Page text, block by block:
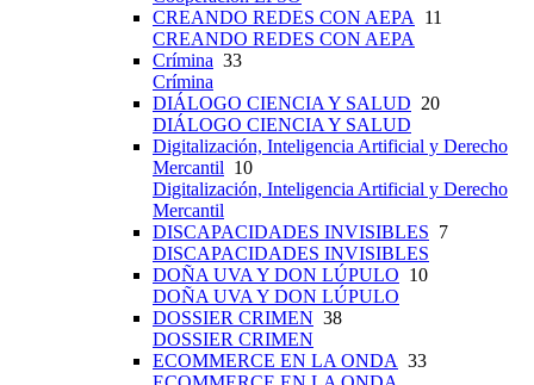
CREANDO REDES CON AEPA
11
CREANDO REDES CON AEPA
Crímina 33
Crímina
DIÁLOGO CIENCIA Y SALUD 20
DIÁLOGO CIENCIA Y SALUD
Digitalización, Inteligencia Artificial y Derecho
Mercantil 10
Digitalización, Inteligencia Artificial y Derecho
Mercantil
DISCAPACIDADES INVISIBLES 7
DISCAPACIDADES INVISIBLES
DOÑA UVA Y DON LÚPULO 10
DOÑA UVA Y DON LÚPULO
DOSSIER CRIMEN 38
DOSSIER CRIMEN
ECOMMERCE EN LA ONDA 33